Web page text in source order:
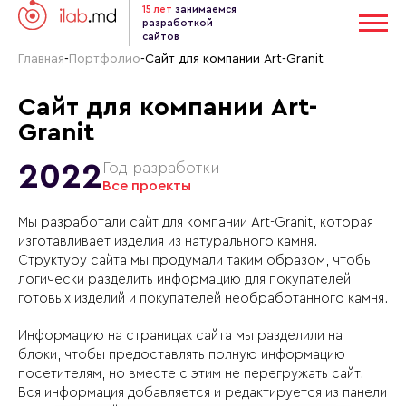
15 лет занимаемся
разработкой
сайтов
Главная- Портфолио-Сайт для компании Art-Granit
Сайт для компании Art-
Granit
2022 Год разработки
Все проекты
Мы разработали сайт для компании Art-Granit, которая
изготавливает изделия из натурального камня.
Структуру сайта мы продумали таким образом, чтобы
логически разделить информацию для покупателей
готовых изделий и покупателей необработанного камня.
Информацию на страницах сайта мы разделили на
блоки, чтобы предоставлять полную информацию
посетителям, но вместе с этим не перегружать сайт.
Вся информация добавляется и редактируется из панели